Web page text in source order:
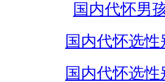
国内代怀男
国内代怀选性
国内代怀选性